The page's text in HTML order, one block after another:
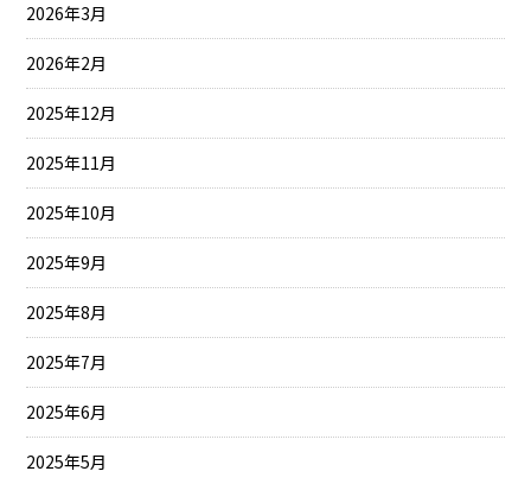
2026年3月
2026年2月
2025年12月
2025年11月
2025年10月
2025年9月
2025年8月
2025年7月
2025年6月
2025年5月